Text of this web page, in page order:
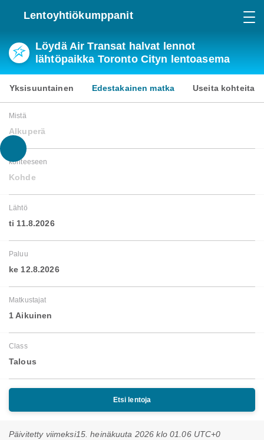
Lentoyhtiökumppanit
Löydä Air Transat halvat lennot
lähtöpaikka Toronto Cityn lentoasema
Yksisuuntainen Edestakainen matka Useita kohteita
Mistä
Alkuperä
kohteeseen
Kohde
Lähtö
ti 11.8.2026
Paluu
ke 12.8.2026
Matkustajat
1 Aikuinen
Class
Talous
Etsi lentoja
Päivitetty viimeksi15. heinäkuuta 2026 klo 01.06 UTC+0